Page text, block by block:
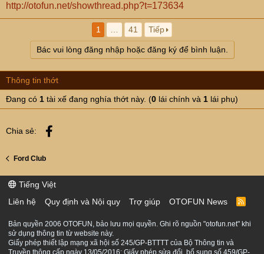
http://otofun.net/showthread.php?t=173634
1 41 Tiếp
Bác vui lòng đăng nhập hoặc đăng ký để bình luận.
Thông tin thớt
Đang có 1 tài xế đang nghía thớt này. (0 lái chính và 1 lái phụ)
Chia sẻ:
Ford Club
Tiếng Việt
Liên hệ
Quy định và Nội quy Trợ giúp OTOFUN News
R
S
Bản quyền 2006 OTOFUN, bảo lưu mọi quyền. Ghi rõ nguồn "otofun.net" khi
sử dụng thông tin từ website này.
Giấy phép thiết lập mạng xã hội số 245/GP-BTTTT của Bộ Thông tin và
Truyền thông cấp ngày 13/05/2016; Giấy phép sửa đổi, bổ sung số 459/GP-